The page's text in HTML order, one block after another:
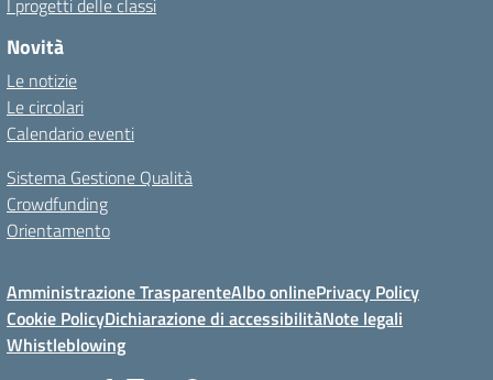
I progetti delle classi
Novità
Le notizie
Le circolari
Calendario eventi
Sistema Gestione Qualità
Crowdfunding
Orientamento
Amministrazione TrasparenteAlbo onlinePrivacy Policy
Cookie PolicyDichiarazione di accessibilitàNote legali
Whistleblowing